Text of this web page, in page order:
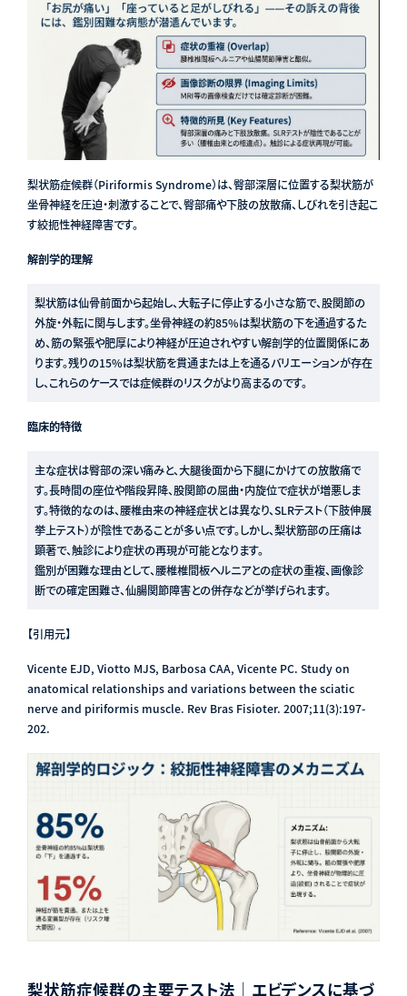
梨状筋症候群（Piriformis Syndrome）は、臀部深層に位置する梨状筋が
坐骨神経を圧迫・刺激することで、臀部痛や下肢の放散痛、しびれを引き起こ
す絞扼性神経障害です。
解剖学的理解
梨状筋は仙骨前面から起始し、大転子に停止する小さな筋で、股関節の
外旋・外転に関与します。坐骨神経の約85%は梨状筋の下を通過するた
め、筋の緊張や肥厚により神経が圧迫されやすい解剖学的位置関係にあ
ります。残りの15%は梨状筋を貫通または上を通るバリエーションが存在
し、これらのケースでは症候群のリスクがより高まるのです。
臨床的特徴
主な症状は臀部の深い痛みと、大腿後面から下腿にかけての放散痛で
す。長時間の座位や階段昇降、股関節の屈曲・内旋位で症状が増悪しま
す。特徴的なのは、腰椎由来の神経症状とは異なり、SLRテスト（下肢伸展
挙上テスト）が陰性であることが多い点です。しかし、梨状筋部の圧痛は
顕著で、触診により症状の再現が可能となります。
鑑別が困難な理由として、腰椎椎間板ヘルニアとの症状の重複、画像診
断での確定困難さ、仙腸関節障害との併存などが挙げられます。
【引用元】
Vicente EJD, Viotto MJS, Barbosa CAA, Vicente PC. Study on
anatomical relationships and variations between the sciatic
nerve and piriformis muscle. Rev Bras Fisioter. 2007;11(3):197-
202.
梨状筋症候群の主要テスト法｜エビデンスに基づ